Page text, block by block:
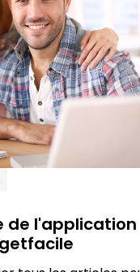
de l'application